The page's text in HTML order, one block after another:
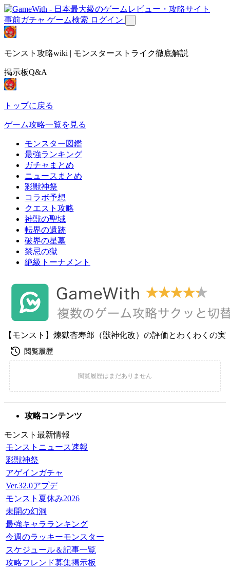
事前ガチャ ゲーム検索 ログイン
モンスト攻略wiki | モンスターストライク徹底解説
掲示板Q&A
トップに戻る
ゲーム攻略一覧を見る
モンスター図鑑
最強ランキング
ガチャまとめ
ニュースまとめ
彩獣神祭
コラボ予想
クエスト攻略
神獣の聖域
転界の遺跡
破界の星墓
禁忌の獄
絶級トーナメント
【モンスト】煉獄杏寿郎（獣神化改）の評価とわくわくの実
攻略コンテンツ
モンスト最新情報
モンストニュース速報
彩獣神祭
アゲインガチャ
Ver.32.0アプデ
モンスト夏休み2026
未開の幻洞
最強キャラランキング
今週のラッキーモンスター
スケジュール＆記事一覧
攻略フレンド募集掲示板